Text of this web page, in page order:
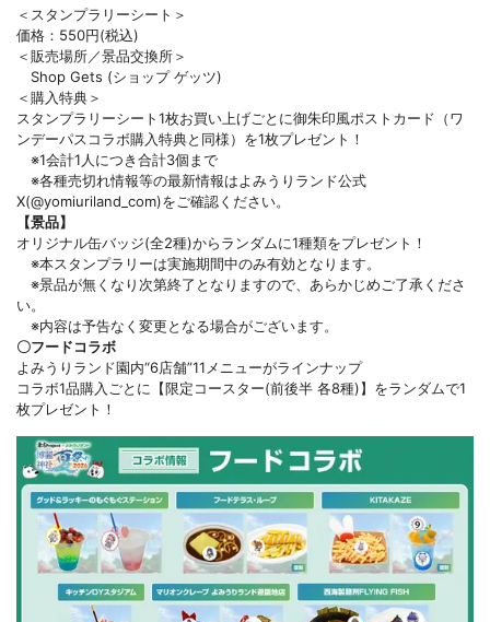
＜スタンプラリーシート＞
価格：550円(税込)
＜販売場所／景品交換所＞
Shop Gets (ショップ ゲッツ)
＜購入特典＞
スタンプラリーシート1枚お買い上げごとに御朱印風ポストカード（ワ
ンデーパスコラボ購入特典と同様）を1枚プレゼント！
※1会計1人につき合計3個まで
※各種売切れ情報等の最新情報はよみうりランド公式
X(@yomiuriland_com)をご確認ください。
【景品】
オリジナル缶バッジ(全2種)からランダムに1種類をプレゼント！
※本スタンプラリーは実施期間中のみ有効となります。
※景品が無くなり次第終了となりますので、あらかじめご了承くださ
い。
※内容は予告なく変更となる場合がございます。
〇フードコラボ
よみうりランド園内“6店舗”11メニューがラインナップ
コラボ1品購入ごとに【限定コースター(前後半 各8種)】をランダムで1
枚プレゼント！